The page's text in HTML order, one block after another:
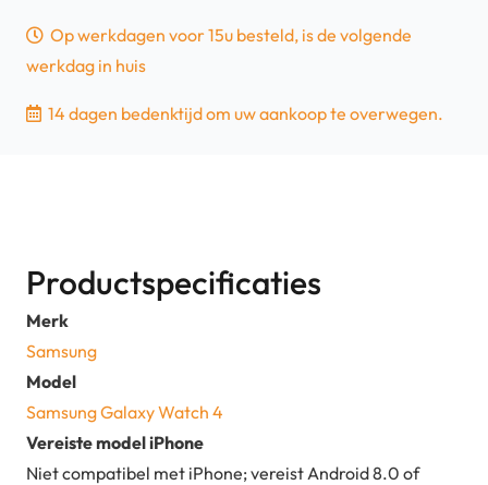
Op werkdagen voor 15u besteld, is de volgende
werkdag in huis
14 dagen bedenktijd om uw aankoop te overwegen.
Productspecificaties
Merk
Samsung
Model
Samsung Galaxy Watch 4
Vereiste model iPhone
Niet compatibel met iPhone; vereist Android 8.0 of